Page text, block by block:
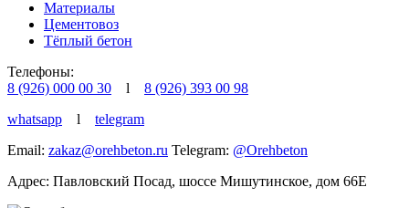
Материалы
Цементовоз
Тёплый бетон
Телефоны:
8 (926) 000 00 30
l
8 (926) 393 00 98
whatsapp
l
telegram
Email: zakaz@orehbeton.ru Telegram: @Orehbeton
Адрес: Павловский Посад, шоссе Мишутинское, дом 66Е